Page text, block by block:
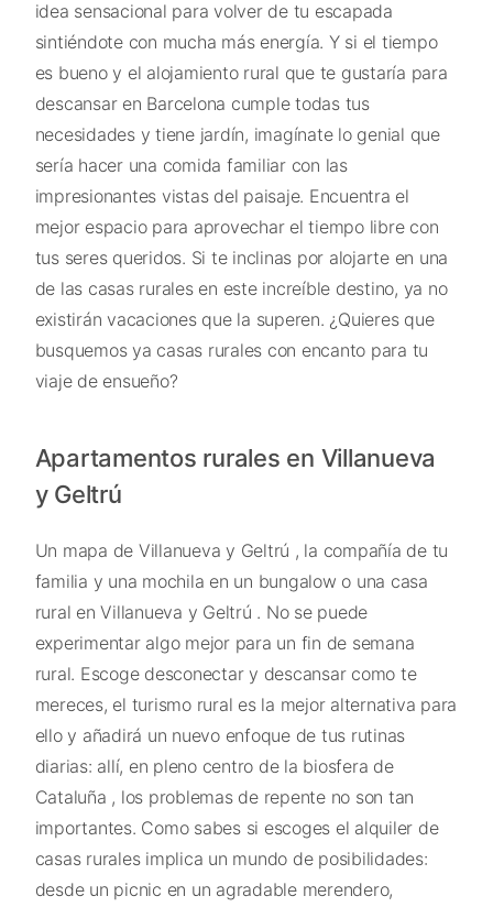
idea sensacional para volver de tu escapada
sintiéndote con mucha más energía. Y si el tiempo
es bueno y el alojamiento rural que te gustaría para
descansar en Barcelona cumple todas tus
necesidades y tiene jardín, imagínate lo genial que
sería hacer una comida familiar con las
impresionantes vistas del paisaje. Encuentra el
mejor espacio para aprovechar el tiempo libre con
tus seres queridos. Si te inclinas por alojarte en una
de las casas rurales en este increíble destino, ya no
existirán vacaciones que la superen. ¿Quieres que
busquemos ya casas rurales con encanto para tu
viaje de ensueño?
Apartamentos rurales en Villanueva
y Geltrú
Un mapa de Villanueva y Geltrú , la compañía de tu
familia y una mochila en un bungalow o una casa
rural en Villanueva y Geltrú . No se puede
experimentar algo mejor para un fin de semana
rural. Escoge desconectar y descansar como te
mereces, el turismo rural es la mejor alternativa para
ello y añadirá un nuevo enfoque de tus rutinas
diarias: allí, en pleno centro de la biosfera de
Cataluña , los problemas de repente no son tan
importantes. Como sabes si escoges el alquiler de
casas rurales implica un mundo de posibilidades:
desde un picnic en un agradable merendero,